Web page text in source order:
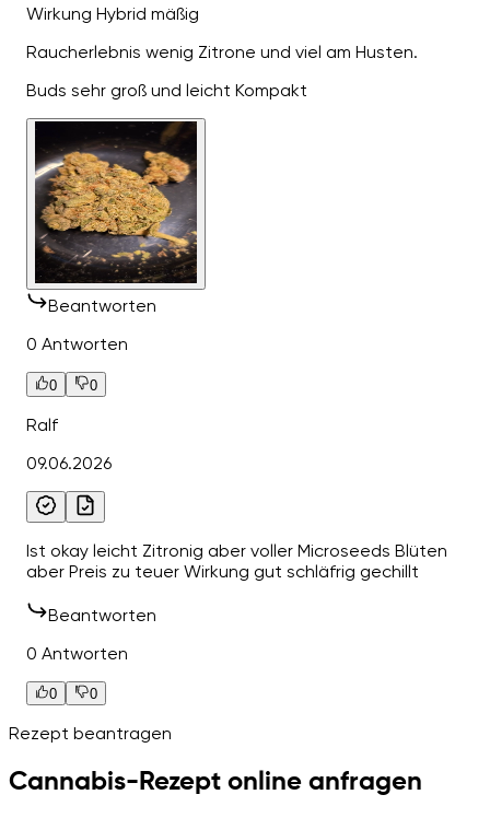
Wirkung Hybrid mäßig
Raucherlebnis wenig Zitrone und viel am Husten.
Buds sehr groß und leicht Kompakt
Beantworten
0 Antworten
0 0
Ralf
09.06.2026
Ist okay leicht Zitronig aber voller Microseeds Blüten
aber Preis zu teuer Wirkung gut schläfrig gechillt
Beantworten
0 Antworten
0 0
Rezept beantragen
Cannabis-Rezept online anfragen